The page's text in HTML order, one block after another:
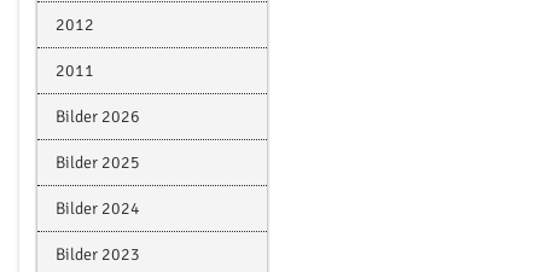
2012
2011
Bilder 2026
Bilder 2025
Bilder 2024
Bilder 2023